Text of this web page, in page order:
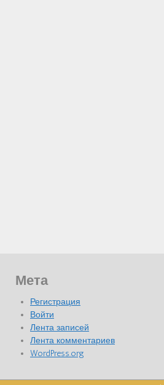
Мета
Регистрация
Войти
Лента записей
Лента комментариев
WordPress.org